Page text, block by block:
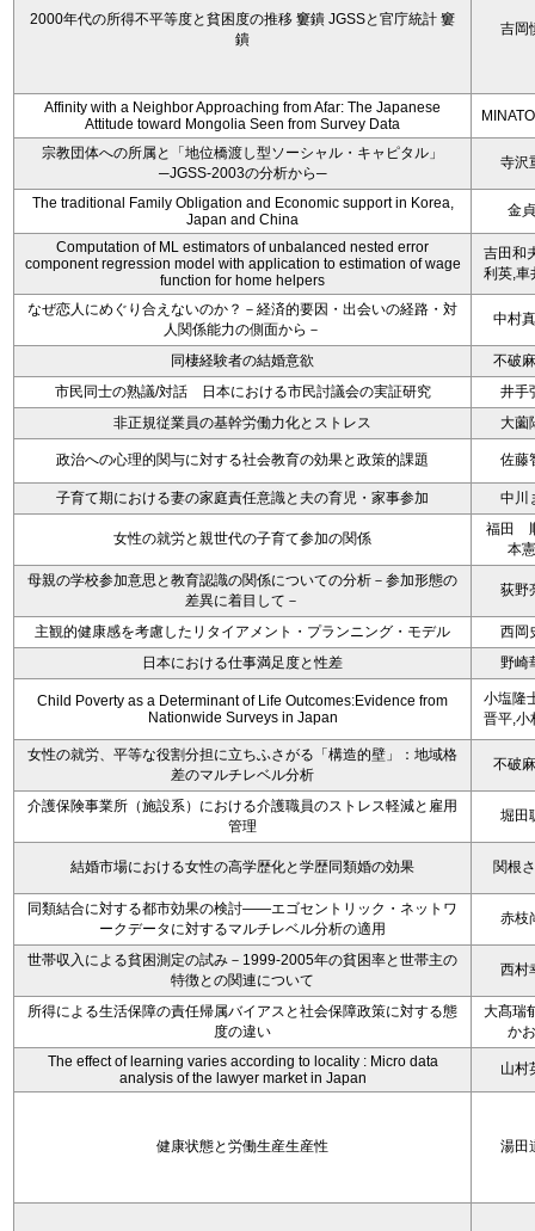
2000年代の所得不平等度と貧困度の推移 窶鐀 JGSSと官庁統計 窶
鐀
吉岡
Affinity with a Neighbor Approaching from Afar: The Japanese
Attitude toward Mongolia Seen from Survey Data
宗教団体への所属と「地位橋渡し型ソーシャル・キャピタル」
─JGSS-2003の分析から─
寺沢
The traditional Family Obligation and Economic support in Korea,
Japan and China
金
Computation of ML estimators of unbalanced nested error
component regression model with application to estimation of wage
function for home helpers
吉田和
利英,車
なぜ恋人にめぐり合えないのか？－経済的要因・出会いの経路・対
人関係能力の側面から－
中村
同棲経験者の結婚意欲
不破
市民同士の熟議/対話 日本における市民討議会の実証研究
井手
非正規従業員の基幹労働力化とストレス
大薗
政治への心理的関与に対する社会教育の効果と政策的課題 佐藤
子育て期における妻の家庭責任意識と夫の育児・家事参加 中川
女性の就労と親世代の子育て参加の関係
福田
本
母親の学校参加意思と教育認識の関係についての分析－参加形態の
差異に着目して－
荻野
主観的健康感を考慮したリタイアメント・プランニング・モデル
西岡
日本における仕事満足度と性差
野崎
Child Poverty as a Determinant of Life Outcomes:Evidence from
Nationwide Surveys in Japan
小塩隆
晋平,小
女性の就労、平等な役割分担に立ちふさがる「構造的壁」：地域格
差のマルチレベル分析
不破
介護保険事業所（施設系）における介護職員のストレス軽減と雇用
管理
堀田
結婚市場における女性の高学歴化と学歴同類婚の効果 関根
同類結合に対する都市効果の検討――エゴセントリック・ネットワ
ークデータに対するマルチレベル分析の適用
赤枝
世帯収入による貧困測定の試み－1999-2005年の貧困率と世帯主の
特徴との関連について
西村
所得による生活保障の責任帰属バイアスと社会保障政策に対する態
度の違い
大髙瑞
か
The effect of learning varies according to locality : Micro data
analysis of the lawyer market in Japan
山村
健康状態と労働生産生産性 湯田